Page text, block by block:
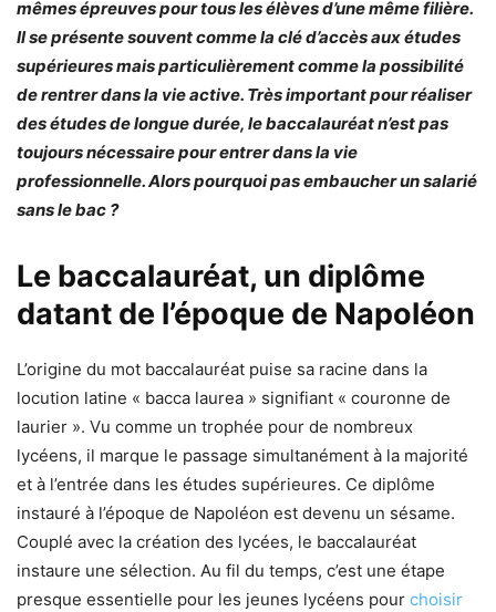
mêmes épreuves pour tous les élèves d’une même filière.
Il se présente souvent comme la clé d’accès aux études
supérieures mais particulièrement comme la possibilité
de rentrer dans la vie active. Très important pour réaliser
des études de longue durée, le baccalauréat n’est pas
toujours nécessaire pour entrer dans la vie
professionnelle. Alors pourquoi pas embaucher un salarié
sans le bac ?
Le baccalauréat, un diplôme
datant de l’époque de Napoléon
L’origine du mot baccalauréat puise sa racine dans la
locution latine « bacca laurea » signifiant « couronne de
laurier ». Vu comme un trophée pour de nombreux
lycéens, il marque le passage simultanément à la majorité
et à l’entrée dans les études supérieures. Ce diplôme
instauré à l’époque de Napoléon est devenu un sésame.
Couplé avec la création des lycées, le baccalauréat
instaure une sélection. Au fil du temps, c’est une étape
presque essentielle pour les jeunes lycéens pour choisir